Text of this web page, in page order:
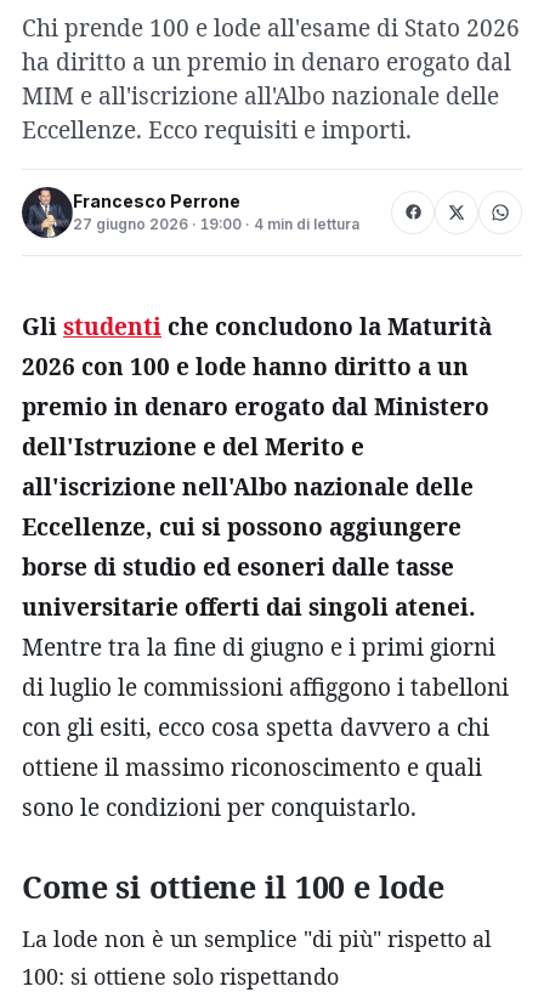
Chi prende 100 e lode all'esame di Stato 2026
ha diritto a un premio in denaro erogato dal
MIM e all'iscrizione all'Albo nazionale delle
Eccellenze. Ecco requisiti e importi.
Francesco Perrone
27 giugno 2026 · 19:00 · 4 min di lettura
Glistudenti che concludono la Maturità
2026 con 100 e lode hanno diritto a un
premio in denaro erogato dal Ministero
dell'Istruzione e del Merito e
all'iscrizione nell'Albo nazionale delle
Eccellenze, cui si possono aggiungere
borse di studio ed esoneri dalle tasse
universitarie offerti dai singoli atenei.
Mentre tra la fine di giugno e i primi giorni
di luglio le commissioni affiggono i tabelloni
con gli esiti, ecco cosa spetta davvero a chi
ottiene il massimo riconoscimento e quali
sono le condizioni per conquistarlo.
Come si ottiene il 100 e lode
La lode non è un semplice "di più" rispetto al
100: si ottiene solo rispettando